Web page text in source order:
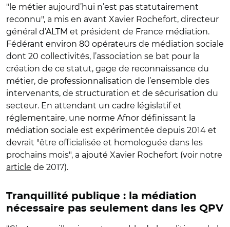
"le métier aujourd’hui n’est pas statutairement
reconnu", a mis en avant Xavier Rochefort, directeur
général d’ALTM et président de France médiation.
Fédérant environ 80 opérateurs de médiation sociale
dont 20 collectivités, l’association se bat pour la
création de ce statut, gage de reconnaissance du
métier, de professionnalisation de l’ensemble des
intervenants, de structuration et de sécurisation du
secteur. En attendant un cadre législatif et
réglementaire, une norme Afnor définissant la
médiation sociale est expérimentée depuis 2014 et
devrait "être officialisée et homologuée dans les
prochains mois", a ajouté Xavier Rochefort (voir notre
article de 2017).
Tranquillité publique : la médiation
nécessaire pas seulement dans les QPV